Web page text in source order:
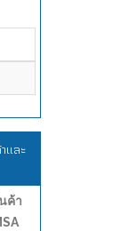
และ
ค้า